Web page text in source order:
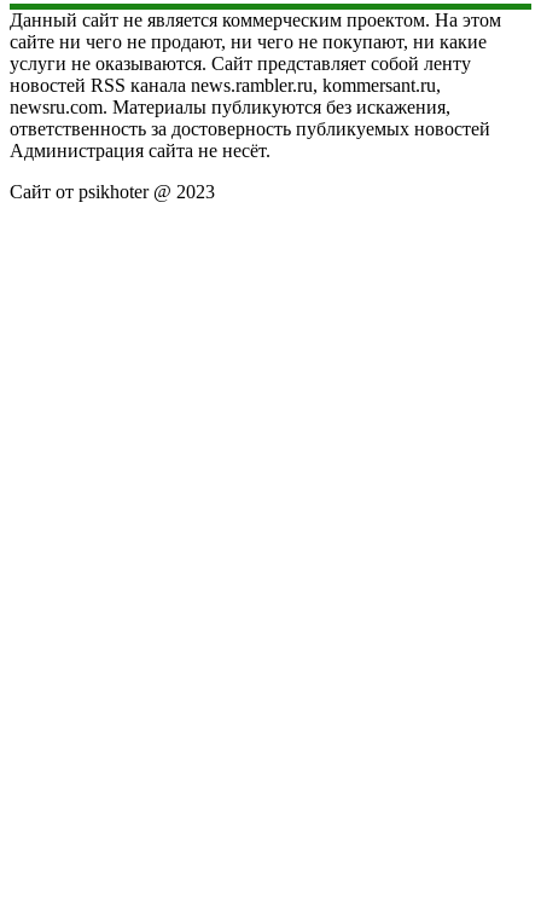
Данный сайт не является коммерческим проектом. На этом
сайте ни чего не продают, ни чего не покупают, ни какие
услуги не оказываются. Сайт представляет собой ленту
новостей RSS канала news.rambler.ru, kommersant.ru,
newsru.com. Материалы публикуются без искажения,
ответственность за достоверность публикуемых новостей
Администрация сайта не несёт.
Сайт от psikhoter @ 2023